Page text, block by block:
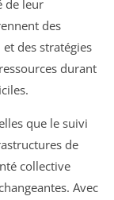
de leur
des
des stratégies
durant
que le suivi
de
collective
Avec